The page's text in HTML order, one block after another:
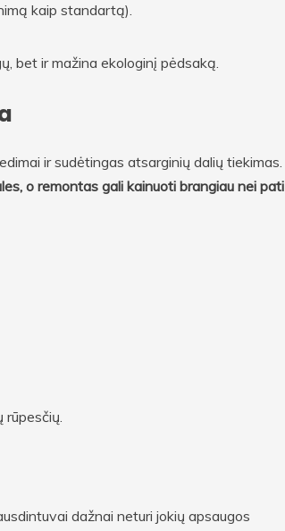
kaip standartą).
bet ir mažina ekologinį pėdsaką.
ir sudėtingas atsarginių dalių tiekimas.
o remontas gali kainuoti brangiau nei pati
dažnai neturi jokių apsaugos